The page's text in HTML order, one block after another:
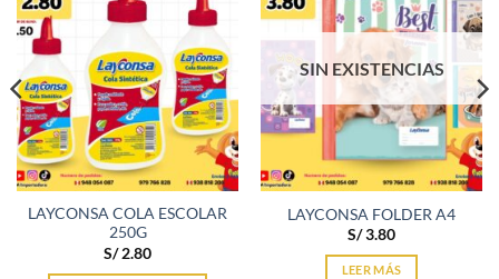
LAYCONSA COLA ESCOLAR
250G
S/2.80
SIN EXISTENCIAS
LAYCONSA FOLDER A4
S/3.80
LEER MÁS